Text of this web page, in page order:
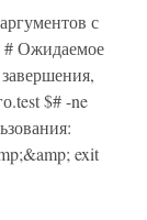
с
Ожидаемое
$# -ne
exit